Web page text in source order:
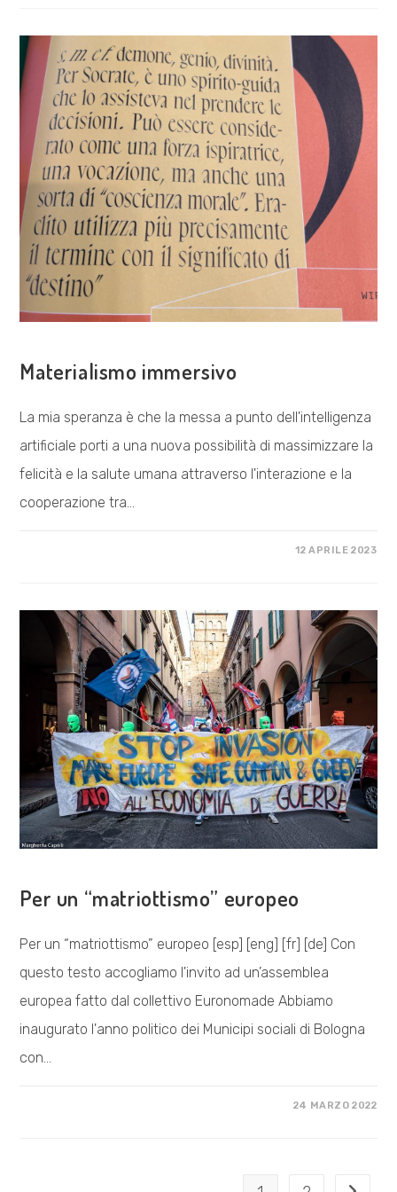
QUARTO.
SULL’ONDA
SENZA
NOSTALGIA
PER
LA
RISACCA
Materialismo immersivo
La mia speranza è che la messa a punto dell'intelligenza
artificiale porti a una nuova possibilità di massimizzare la
felicità e la salute umana attraverso l'interazione e la
cooperazione tra…
12 APRILE 2023
Per un “matriottismo” europeo
Per un “matriottismo” europeo [esp] [eng] [fr] [de] Con
questo testo accogliamo l'invito ad un’assemblea
europea fatto dal collettivo Euronomade Abbiamo
inaugurato l'anno politico dei Municipi sociali di Bologna
con…
24 MARZO 2022